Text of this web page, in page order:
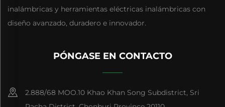
inalámbricas y herramientas eléctricas inalámbricas con
diseño avanzado, duradero e innovador.
PÓNGASE EN CONTACTO
2.888/68 MOO.10 Khao Khan Song Subdistrict, Sri